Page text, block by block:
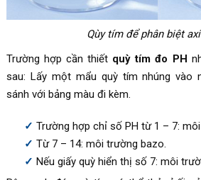
Qùy tím để phân biệt
Trường hợp cần thiết quỳ tím đo PH
sau: Lấy một mẩu quỳ tím nhúng vào
sánh với bảng màu đi kèm.
Trường hợp chỉ số PH từ 1 – 7:
Từ 7 – 14: môi trường bazo.
Nếu giấy quỳ hiển thị số 7: môi